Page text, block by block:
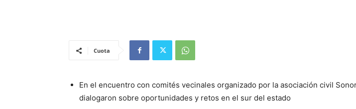
Cuota
En el encuentro con comités vecinales organizado por la asociación civil
dialogaron sobre oportunidades y retos en el sur del estado